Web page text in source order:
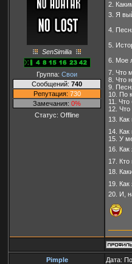
SenSimilia
Группа: Свои
Сообщений: 740
Репутация: 730
Замечания: 0%
Статус: Offline
2.
3. Я
4.
5.
6. Мое
7. Что
8. Что
9.
10. По
11.
12.
13.
14.
15. У
16.
17.
18.
19.
20. И,
Pimple Дата: